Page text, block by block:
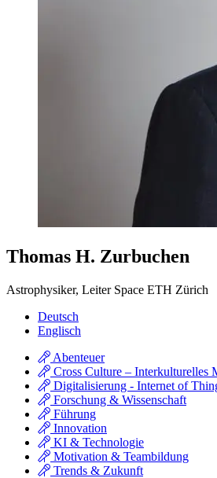
Thomas H. Zurbuchen
Astrophysiker, Leiter Space ETH Zürich
Deutsch
Englisch
Abenteuer
Cross Culture – Interkulturelles
Digitalisierung - Internet of
Forschung & Wissenschaft
Führung
Innovation
KI & Technologie
Motivation & Teambildung
Trends & Zukunft